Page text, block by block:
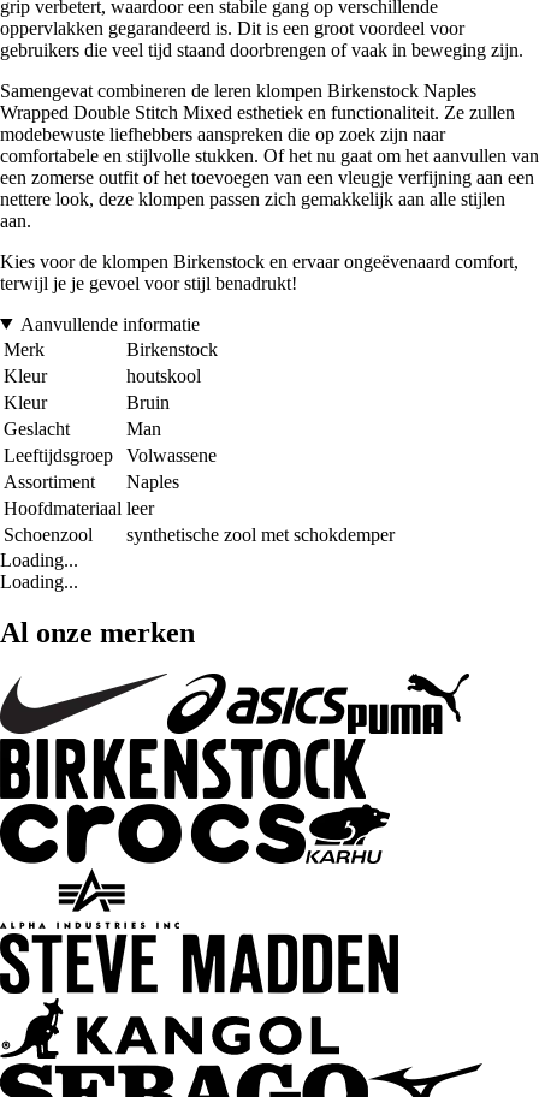
grip verbetert, waardoor een stabile gang op verschillende
oppervlakken gegarandeerd is. Dit is een groot voordeel voor
gebruikers die veel tijd staand doorbrengen of vaak in beweging zijn.
Samengevat combineren de leren klompen Birkenstock Naples
Wrapped Double Stitch Mixed esthetiek en functionaliteit. Ze zullen
modebewuste liefhebbers aanspreken die op zoek zijn naar
comfortabele en stijlvolle stukken. Of het nu gaat om het aanvullen van
een zomerse outfit of het toevoegen van een vleugje verfijning aan een
nettere look, deze klompen passen zich gemakkelijk aan alle stijlen
aan.
Kies voor de klompen Birkenstock en ervaar ongeëvenaard comfort,
terwijl je je gevoel voor stijl benadrukt!
Aanvullende informatie
Merk
Birkenstock
Kleur
houtskool
Kleur
Bruin
Geslacht
Man
Leeftijdsgroep
Volwassene
Assortiment
Naples
Hoofdmateriaal leer
Schoenzool
synthetische zool met schokdemper
Loading...
Loading...
Al onze merken